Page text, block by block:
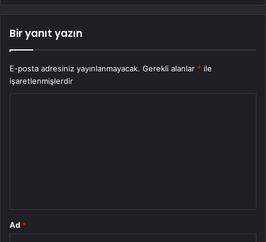
Bir yanıt yazın
E-posta adresiniz yayınlanmayacak. Gerekli alanlar * ile
işaretlenmişlerdir
Ad *